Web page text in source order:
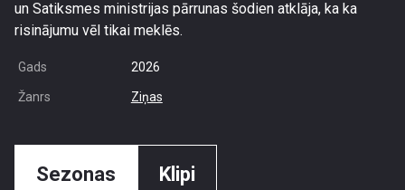
un Satiksmes ministrijas pārrunas šodien atklāja, ka ka
risinājumu vēl tikai meklēs.
Gads 2026
Žanrs Ziņas
Sezonas Klipi